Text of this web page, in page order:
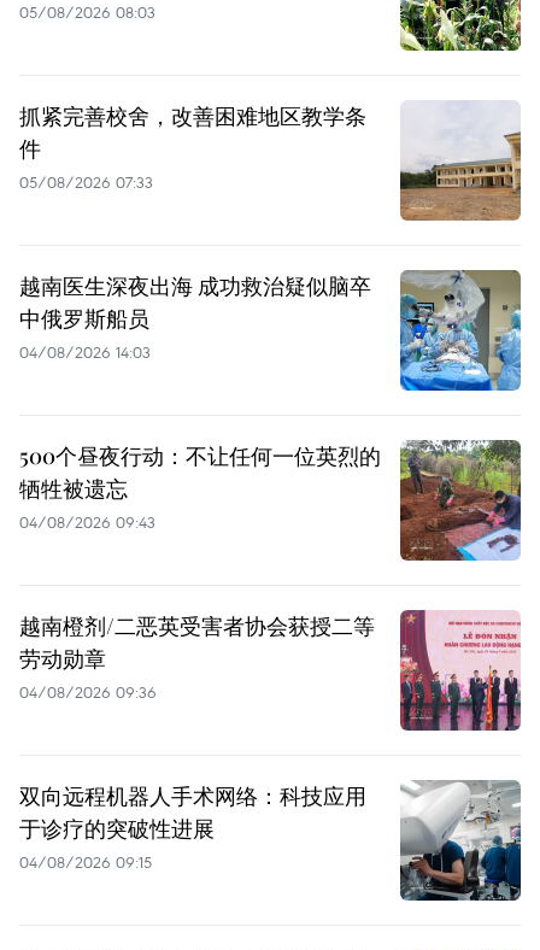
05/08/2026 08:03
抓紧完善校舍，改善困难地区教学条
件
05/08/2026 07:33
越南医生深夜出海 成功救治疑似脑卒
中俄罗斯船员
04/08/2026 14:03
500个昼夜行动：不让任何一位英烈的
牺牲被遗忘
04/08/2026 09:43
越南橙剂/二恶英受害者协会获授二等
劳动勋章
04/08/2026 09:36
双向远程机器人手术网络：科技应用
于诊疗的突破性进展
04/08/2026 09:15